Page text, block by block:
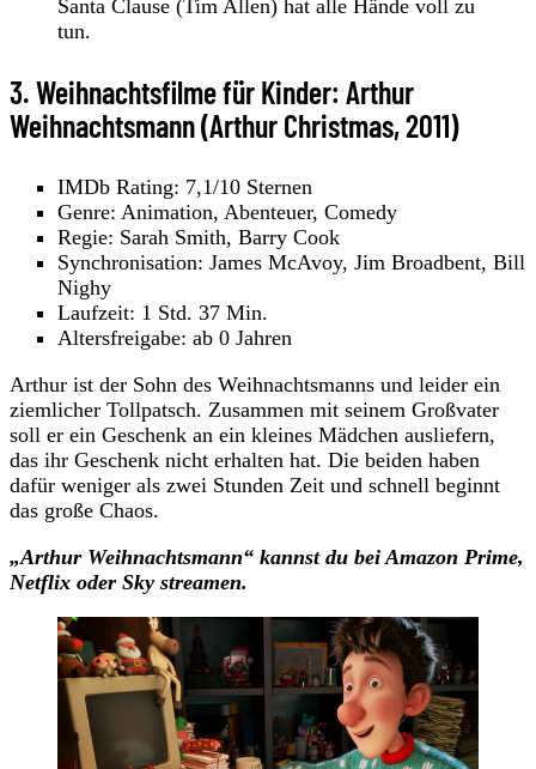
Santa Clause (Tim Allen) hat alle Hände voll zu
tun.
3. Weihnachtsfilme für Kinder: Arthur
Weihnachtsmann (Arthur Christmas, 2011)
IMDb Rating: 7,1/10 Sternen
Genre: Animation, Abenteuer, Comedy
Regie: Sarah Smith, Barry Cook
Synchronisation: James McAvoy, Jim Broadbent, Bill
Nighy
Laufzeit: 1 Std. 37 Min.
Altersfreigabe: ab 0 Jahren
Arthur ist der Sohn des Weihnachtsmanns und leider ein
ziemlicher Tollpatsch. Zusammen mit seinem Großvater
soll er ein Geschenk an ein kleines Mädchen ausliefern,
das ihr Geschenk nicht erhalten hat. Die beiden haben
dafür weniger als zwei Stunden Zeit und schnell beginnt
das große Chaos.
„Arthur Weihnachtsmann“ kannst du bei Amazon Prime,
Netflix oder Sky streamen.